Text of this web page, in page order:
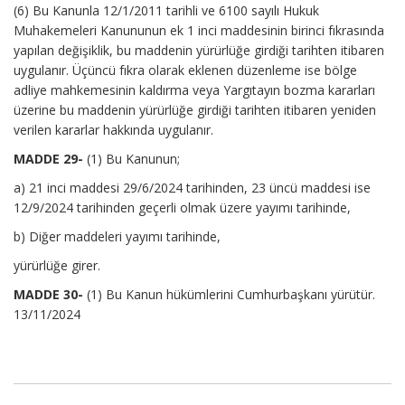
(6) Bu Kanunla 12/1/2011 tarihli ve 6100 sayılı Hukuk
Muhakemeleri Kanununun ek 1 inci maddesinin birinci fıkrasında
yapılan değişiklik, bu maddenin yürürlüğe girdiği tarihten itibaren
uygulanır. Üçüncü fıkra olarak eklenen düzenleme ise bölge
adliye mahkemesinin kaldırma veya Yargıtayın bozma kararları
üzerine bu maddenin yürürlüğe girdiği tarihten itibaren yeniden
verilen kararlar hakkında uygulanır.
MADDE 29- (1) Bu Kanunun;
a) 21 inci maddesi 29/6/2024 tarihinden, 23 üncü maddesi ise
12/9/2024 tarihinden geçerli olmak üzere yayımı tarihinde,
b) Diğer maddeleri yayımı tarihinde,
yürürlüğe girer.
MADDE 30- (1) Bu Kanun hükümlerini Cumhurbaşkanı yürütür.
13/11/2024